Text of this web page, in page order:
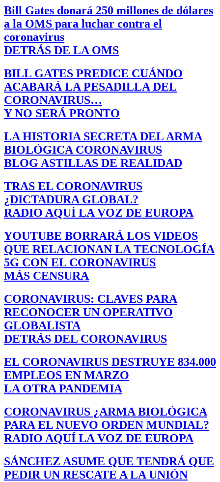
Bill Gates donará 250 millones de dólares
a la OMS para luchar contra el
coronavirus
DETRÁS DE LA OMS
BILL GATES PREDICE CUÁNDO
ACABARÁ LA PESADILLA DEL
CORONAVIRUS…
Y NO SERÁ PRONTO
LA HISTORIA SECRETA DEL ARMA
BIOLÓGICA CORONAVIRUS
BLOG ASTILLAS DE REALIDAD
TRAS EL CORONAVIRUS
¿DICTADURA GLOBAL?
RADIO AQUÍ LA VOZ DE EUROPA
YOUTUBE BORRARÁ LOS VIDEOS
QUE RELACIONAN LA TECNOLOGÍA
5G CON EL CORONAVIRUS
MÁS CENSURA
CORONAVIRUS: CLAVES PARA
RECONOCER UN OPERATIVO
GLOBALISTA
DETRÁS DEL CORONAVIRUS
EL CORONAVIRUS DESTRUYE 834.000
EMPLEOS EN MARZO
LA OTRA PANDEMIA
CORONAVIRUS ¿ARMA BIOLÓGICA
PARA EL NUEVO ORDEN MUNDIAL?
RADIO AQUÍ LA VOZ DE EUROPA
SÁNCHEZ ASUME QUE TENDRÁ QUE
PEDIR UN RESCATE A LA UNIÓN